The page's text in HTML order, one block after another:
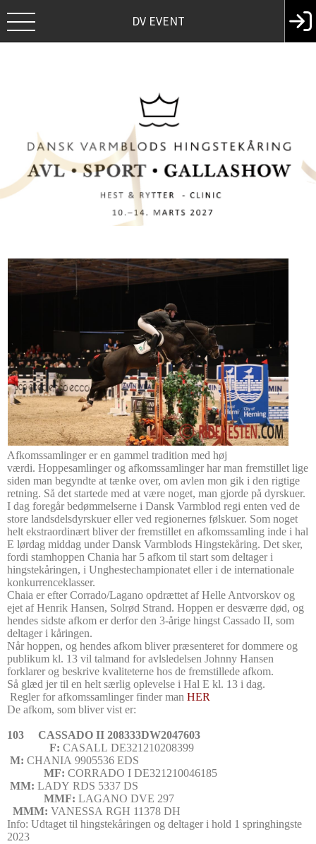
DV EVENT
Afkomssamlinger er en gammel tradition med høj
værdi. Hoppesamlinger og afkomssamlinger har man fremstillet lige
siden man begyndte at tænke over, om avlen mon gik i den rigtige
retning. Så det startede med at være noget, man gjorde på dyrskuer.
I dag foregår bedømmelserne i Dansk Varmblod regi enten ved de
store landsdelsdyrskuer eller ved regionernes følskuer. Som noget
helt ekstraordinært bliver der fremstillet en afkomssamling inde i hal
E lørdag middag under Dansk Varmblods Hingstekåring. Det sker,
fordi stamhoppen Chania har 5 afkom til start som deltager i
hingstekåringen, i Unghestechampionatet eller i de internationale
konkurrenceklasser.
Chaia er efter Corrado/Lagano opdrættet af Helle Antvorskov og
ejet af Henrik Hansen, Solrød Strand. Hoppen er desværre død, og
hendes sidste afkom er derfor den 3-årige hingst Cassado II, som
deltager i kåringen.
Når hoppen, og hendes afkom bliver præsenteret for dommere og
publikum kl. 13 vil talmand for avlsledelsen Johnny Hansen
forklarer og beskrive kvaliteterne hos de fremstillede afkom.
Så glæd jer til en helt særlig oplevelse i Hal E kl. 13 i dag.
Regler for afkomssamlinger finder man HER
De afkom, som bliver vist er:
103 CASSADO II 208333DW2047603
F: CASALL DE321210208399
M: CHANIA 9905536 EDS
MF: CORRADO I DE321210046185
MM: LADY RDS 5337 DS
MMF: LAGANO DVE 297
MMM: VANESSA RGH 11378 DH
Info: Udtaget til hingstekåringen og deltager i hold 1 springhingste
2023